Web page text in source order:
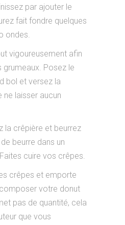
par ajouter le
fait fondre quelques
ondes.
vigoureusement afin
grumeaux. Posez le
bol et versez la
ne laisser aucun
la crêpière et beurrez
de beurre dans un
cuire vos crêpes.
crêpes et emporte
votre donut
pas de quantité, cela
que vous